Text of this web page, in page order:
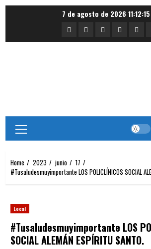
7 de agosto de 2026
PortadaNacionalInternacional
Deportes
Primary
Menu
Home 2023 junio
17
#Tusaludesmuyimportante LOS POLICLÍNICOS SOCIAL
Local
#Tusaludesmuyimportante LOS
SOCIAL ALEMÁN ESPÍRITU SANTO.